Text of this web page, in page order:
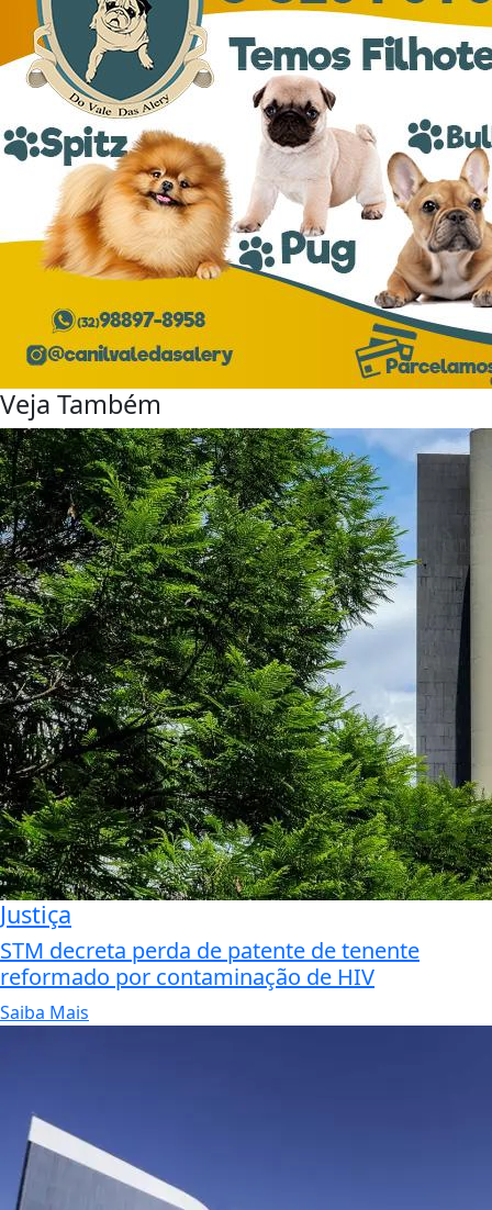
Veja Também
Justiça
STM decreta perda de patente de tenente
reformado por contaminação de HIV
Saiba Mais